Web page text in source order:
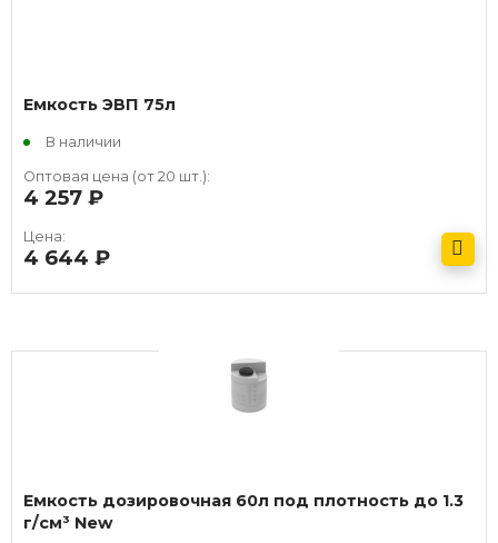
Емкость ЭВП 75л
В наличии
Оптовая цена (от 20 шт.):
4 257
Цена:
4 644
Емкость дозировочная 60л под плотность до 1.3
г/см³ New